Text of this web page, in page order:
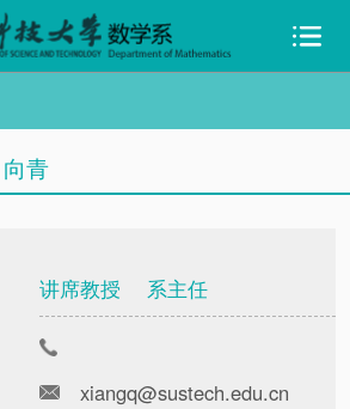
向青
讲席教授 系主任
xiangq@sustech.edu.cn